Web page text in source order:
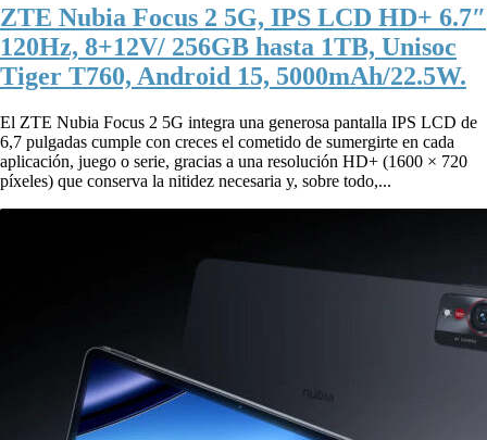
ZTE Nubia Focus 2 5G, IPS LCD HD+ 6.7″
120Hz, 8+12V/ 256GB hasta 1TB, Unisoc
Tiger T760, Android 15, 5000mAh/22.5W.
El ZTE Nubia Focus 2 5G integra una generosa pantalla IPS LCD de
6,7 pulgadas cumple con creces el cometido de sumergirte en cada
aplicación, juego o serie, gracias a una resolución HD+ (1600 × 720
píxeles) que conserva la nitidez necesaria y, sobre todo,...